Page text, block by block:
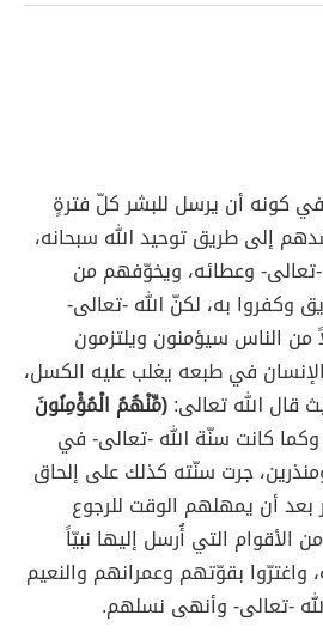
كونه أن يرسل للبشر كلّ فترةٍ
إلى طريق توحيد الله سبحانه،
تعالى- وعطائه، ويخوّفهم من
وكفروا به، لكنّ الله -تعالى-
الناس سيؤمنون ويلتزمون
في طبعه يغلب عليه الكسل،
قال الله تعالى:(مِّنْهُمُ الْمُؤْمِنُونَ
وكما كانت سنّة الله -تعالى- في
جرت سنّته كذلك على إلحاق
بعد أن يمهلهم الوقت للرجوع
الأقوام التي أُرسل إليها نبيّاً
واغترّوا بقوّتهم وعمرانهم والنعيم
-تعالى- وأنهى نسلهم.